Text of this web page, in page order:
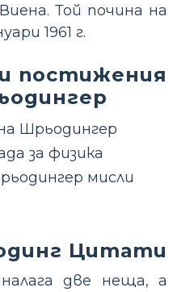
Той почина на
1961 г.
постижения
Шрьодингер
за физика
мисли
Цитати
две неща, а